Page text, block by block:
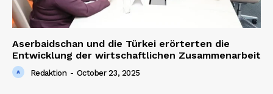
Aserbaidschan und die Türkei erörterten die
Entwicklung der wirtschaftlichen Zusammenarbeit
Redaktion - October 23, 2025